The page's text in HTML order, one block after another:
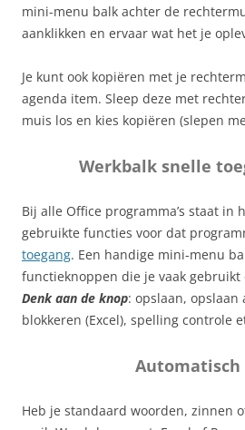
mini-menu balk achter de
aanklikken en ervaar wat het je
Je kunt ook kopiëren met je
agenda item. Sleep deze met
muis los en kies kopiëren (slepen
Werkbalk snelle
Bij alle Office programma’s staat
gebruikte functies voor dat
toegang. Een handige mini-menu
functieknoppen die je vaak
Denk aan de knop: opslaan,
blokkeren (Excel), spelling controle
Heb je standaard woorden, zinnen